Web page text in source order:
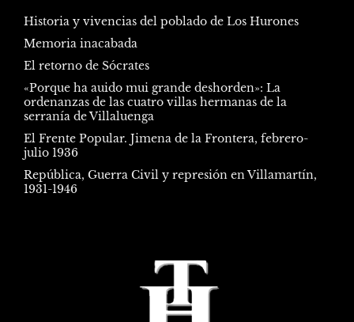
Historia y vivencias del poblado de Los Hurones
Memoria inacabada
El retorno de Sócrates
«Porque ha auido mui grande deshorden»: La
ordenanzas de las cuatro villas hermanas de la
serranía de Villaluenga
El Frente Popular. Jimena de la Frontera, febrero-
julio 1936
República, Guerra Civil y represión en Villamartín,
1931-1946